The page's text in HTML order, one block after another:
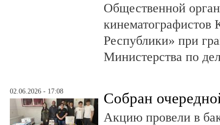
Общественной
кинематографистов
Республики» при
Министерства по
02.06.2026 - 17:08 Собран
Акцию провели в